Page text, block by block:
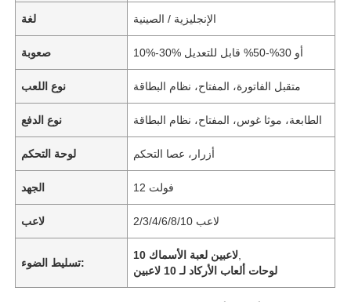
لغة الإنجليزية / الصينية
صعوبة 10%-30% أو 30%-50% قابل للتعديل
نوع اللعب متقبل الفاتورة، المفتاح، نظام البطاقة
نوع الدفع الطابعة، موثا غوس، المفتاح، نظام البطاقة
لوحة التحكم أزرار، عصا التحكم
الجهد 12 فولت
لاعب 2/3/4/6/8/10 لاعب
تسليط الضوء:
10 لاعبين لعبة الأسماك
لوحات ألعاب الأركاد لـ 10 لاعبين